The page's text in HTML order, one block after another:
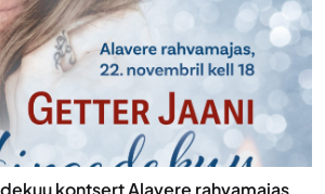
kontsert Alavere rahvamajas